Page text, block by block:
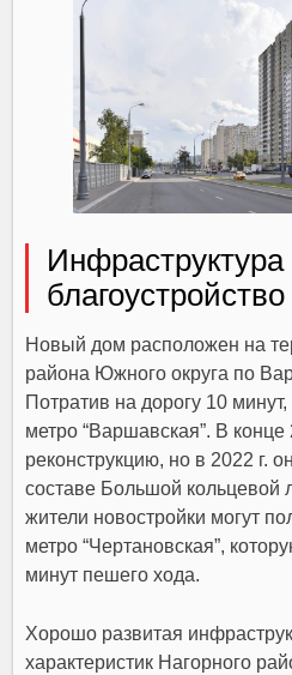
Инфраструктура
благоустройство
Новый дом расположен на
района Южного округа по
Потратив на дорогу 10
метро “Варшавская”. В конце
реконструкцию, но в 2022 г.
составе Большой кольцевой
жители новостройки могут
метро “Чертановская”,
минут пешего хода.
Хорошо развитая
характеристик Нагорного